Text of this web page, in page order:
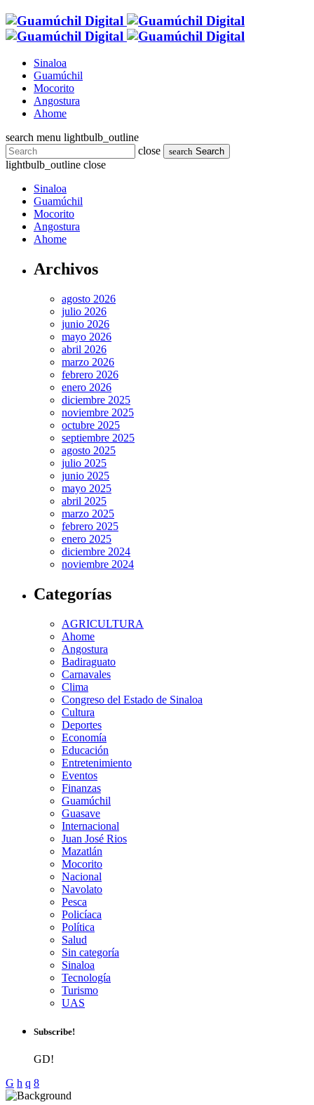
Sinaloa
Guamúchil
Mocorito
Angostura
Ahome
search menu lightbulb_outline
close
search Search
lightbulb_outline close
Sinaloa
Guamúchil
Mocorito
Angostura
Ahome
Archivos
agosto 2026
julio 2026
junio 2026
mayo 2026
abril 2026
marzo 2026
febrero 2026
enero 2026
diciembre 2025
noviembre 2025
octubre 2025
septiembre 2025
agosto 2025
julio 2025
junio 2025
mayo 2025
abril 2025
marzo 2025
febrero 2025
enero 2025
diciembre 2024
noviembre 2024
Categorías
AGRICULTURA
Ahome
Angostura
Badiraguato
Carnavales
Clima
Congreso del Estado de Sinaloa
Cultura
Deportes
Economía
Educación
Entretenimiento
Eventos
Finanzas
Guamúchil
Guasave
Internacional
Juan José Rios
Mazatlán
Mocorito
Nacional
Navolato
Pesca
Policíaca
Política
Salud
Sin categoría
Sinaloa
Tecnología
Turismo
UAS
Subscribe!
GD!